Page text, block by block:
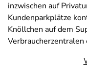
inzwischen auf
Kundenparkplätze
Knöllchen auf dem
Verbraucherzentralen